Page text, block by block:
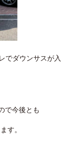
でダウンサスが入
で今後とも
す。